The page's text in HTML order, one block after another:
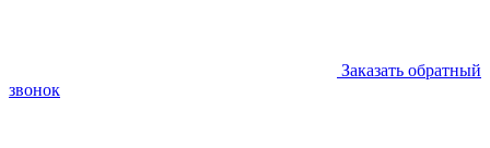
Заказать обратный
звонок